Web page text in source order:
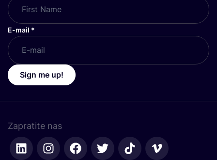
E-mail *
Sign me up!
Zapratite nas